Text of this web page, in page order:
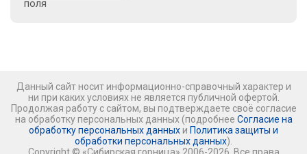
поля
Данный сайт носит информационно-справочный характер и
ни при каких условиях не является публичной офертой.
Продолжая работу с сайтом, вы подтверждаете своё согласие
на обработку персональных данных (подробнее Согласие на
обработку персональных данных и Политика защиты и
обработки персональных данных).